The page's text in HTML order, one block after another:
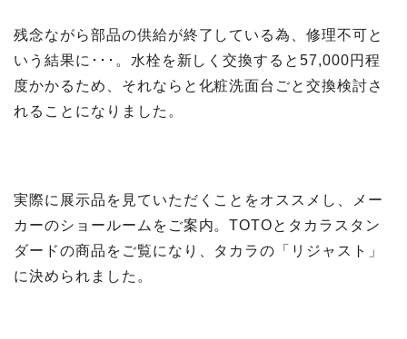
残念ながら部品の供給が終了している為、修理不可と
いう結果に･･･。水栓を新しく交換すると57,000円程
度かかるため、それならと化粧洗面台ごと交換検討さ
れることになりました。
実際に展示品を見ていただくことをオススメし、メー
カーのショールームをご案内。TOTOとタカラスタン
ダードの商品をご覧になり、タカラの「リジャスト」
に決められました。